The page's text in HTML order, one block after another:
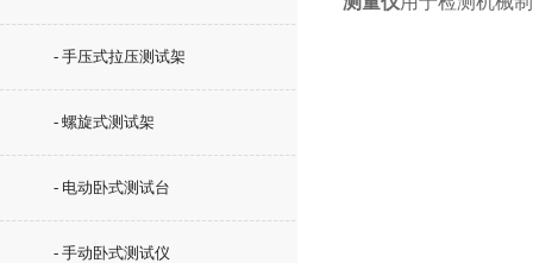
- 手压式拉压测试架
- 螺旋式测试架
- 电动卧式测试台
- 手动卧式测试仪